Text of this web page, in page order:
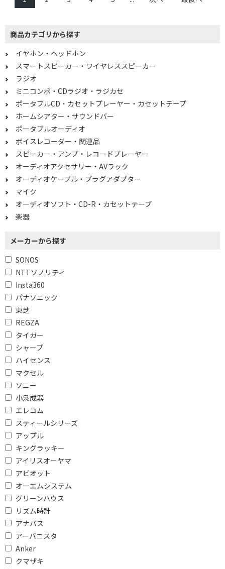
商品カテゴリから探す
イヤホン・ヘッドホン
スマートスピーカー・ワイヤレススピーカー
ラジオ
ミニコンポ・CDラジオ・ラジカセ
ポータブルCD・カセットプレーヤー・カセットテープ
ホームシアター・サウンドバー
ポータブルオーディオ
ボイスレコーダー・関連品
スピーカー・アンプ・レコードプレーヤー
オーディオアクセサリー・AVラック
オーディオケーブル・プラグアダプター
マイク
オーディオソフト・CD-R・カセットテープ
楽器
メーカーから探す
SONOS
NTTソノリティ
Insta360
パナソニック
東芝
REGZA
タイガー
シャープ
ハイセンス
マクセル
ソニー
小泉成器
エレコム
スティールシリーズ
アップル
キングラッキー
アイリスオーヤマ
アビオット
オーエムシステム
グリーンハウス
リズム時計
アナバス
アーバニスタ
Anker
クマザキ
ハイレゾ音源で絞り込む
ハイレゾ対応
ポータブル型
接続方式で絞り込む
φ3.5mmミニプラグ
機能で絞り込む
ワイヤレス(左右分離)
ワイヤレス(ネックバン
骨伝導
防塵・防水機能で絞り込む
Wi-Fi対応で絞り込む
Bluetooth対応で絞り込む
Bluetooth非対応
ワイドFMで絞り込む
ワイドFM対応
防水・防滴で絞り込む
防水対応
防水・防滴対応
受信バンドで絞り込む